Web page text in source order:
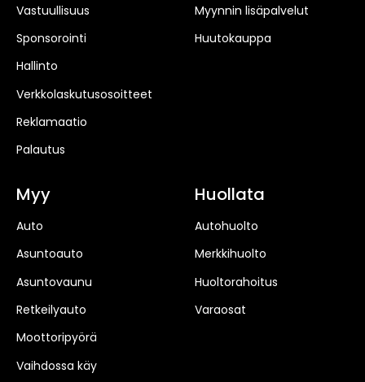
Vastuullisuus
Sponsorointi
Hallinto
Verkkolaskutusosoitteet
Reklamaatio
Palautus
Myynnin lisäpalvelut
Huutokauppa
Myy
Auto
Asuntoauto
Asuntovaunu
Retkeilyauto
Moottoripyörä
Vaihdossa käy
Huollata
Autohuolto
Merkkihuolto
Huoltorahoitus
Varaosat